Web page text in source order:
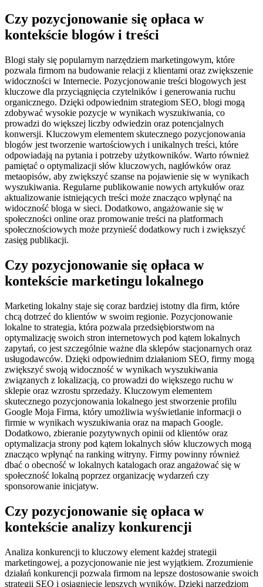
Czy pozycjonowanie się opłaca w
kontekście blogów i treści
Blogi stały się popularnym narzędziem marketingowym, które
pozwala firmom na budowanie relacji z klientami oraz zwiększenie
widoczności w Internecie. Pozycjonowanie treści blogowych jest
kluczowe dla przyciągnięcia czytelników i generowania ruchu
organicznego. Dzięki odpowiednim strategiom SEO, blogi mogą
zdobywać wysokie pozycje w wynikach wyszukiwania, co
prowadzi do większej liczby odwiedzin oraz potencjalnych
konwersji. Kluczowym elementem skutecznego pozycjonowania
blogów jest tworzenie wartościowych i unikalnych treści, które
odpowiadają na pytania i potrzeby użytkowników. Warto również
pamiętać o optymalizacji słów kluczowych, nagłówków oraz
metaopisów, aby zwiększyć szanse na pojawienie się w wynikach
wyszukiwania. Regularne publikowanie nowych artykułów oraz
aktualizowanie istniejących treści może znacząco wpłynąć na
widoczność bloga w sieci. Dodatkowo, angażowanie się w
społeczności online oraz promowanie treści na platformach
społecznościowych może przynieść dodatkowy ruch i zwiększyć
zasięg publikacji.
Czy pozycjonowanie się opłaca w
kontekście marketingu lokalnego
Marketing lokalny staje się coraz bardziej istotny dla firm, które
chcą dotrzeć do klientów w swoim regionie. Pozycjonowanie
lokalne to strategia, która pozwala przedsiębiorstwom na
optymalizację swoich stron internetowych pod kątem lokalnych
zapytań, co jest szczególnie ważne dla sklepów stacjonarnych oraz
usługodawców. Dzięki odpowiednim działaniom SEO, firmy mogą
zwiększyć swoją widoczność w wynikach wyszukiwania
związanych z lokalizacją, co prowadzi do większego ruchu w
sklepie oraz wzrostu sprzedaży. Kluczowym elementem
skutecznego pozycjonowania lokalnego jest stworzenie profilu
Google Moja Firma, który umożliwia wyświetlanie informacji o
firmie w wynikach wyszukiwania oraz na mapach Google.
Dodatkowo, zbieranie pozytywnych opinii od klientów oraz
optymalizacja strony pod kątem lokalnych słów kluczowych mogą
znacząco wpłynąć na ranking witryny. Firmy powinny również
dbać o obecność w lokalnych katalogach oraz angażować się w
społeczność lokalną poprzez organizację wydarzeń czy
sponsorowanie inicjatyw.
Czy pozycjonowanie się opłaca w
kontekście analizy konkurencji
Analiza konkurencji to kluczowy element każdej strategii
marketingowej, a pozycjonowanie nie jest wyjątkiem. Zrozumienie
działań konkurencji pozwala firmom na lepsze dostosowanie swoich
strategii SEO i osiągnięcie lepszych wyników. Dzięki narzędziom